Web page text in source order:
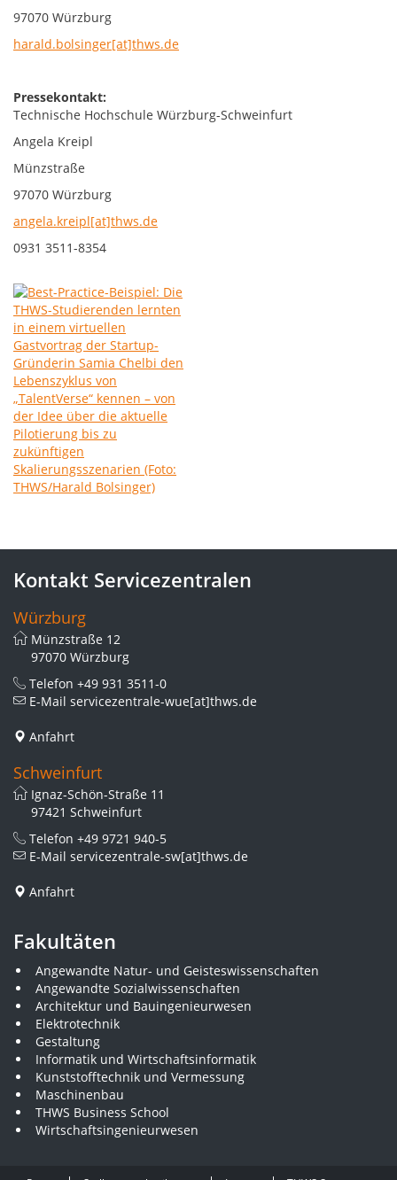
97070 Würzburg
harald.bolsinger[at]thws.de
Pressekontakt:
Technische Hochschule Würzburg-Schweinfurt
Angela Kreipl
Münzstraße
97070 Würzburg
angela.kreipl[at]thws.de
0931 3511-8354
Kontakt Servicezentralen
Würzburg
Münzstraße 12
97070 Würzburg
Telefon +49 931 3511-0
E-Mail servicezentrale-wue[at]thws.de
Anfahrt
Schweinfurt
Ignaz-Schön-Straße 11
97421 Schweinfurt
Telefon +49 9721 940-5
E-Mail servicezentrale-sw[at]thws.de
Anfahrt
Fakultäten
Angewandte Natur- und Geisteswissenschaften
Angewandte Sozialwissenschaften
Architektur und Bauingenieurwesen
Elektrotechnik
Gestaltung
Informatik und Wirtschaftsinformatik
Kunststofftechnik und Vermessung
Maschinenbau
THWS Business School
Wirtschaftsingenieurwesen